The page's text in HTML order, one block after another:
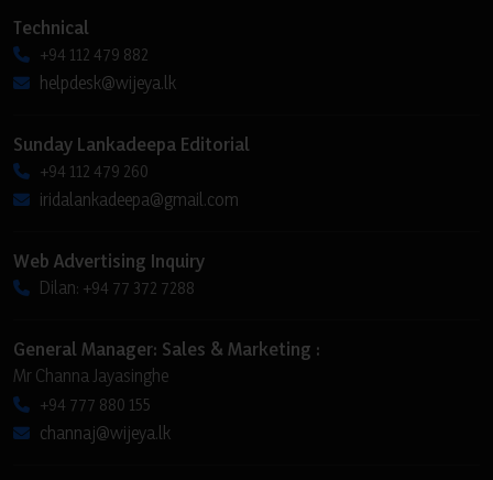
Technical
+94 112 479 882
helpdesk@wijeya.lk
Sunday Lankadeepa Editorial
+94 112 479 260
iridalankadeepa@gmail.com
Web Advertising Inquiry
Dilan: +94 77 372 7288
General Manager: Sales & Marketing :
Mr Channa Jayasinghe
+94 777 880 155
channaj@wijeya.lk